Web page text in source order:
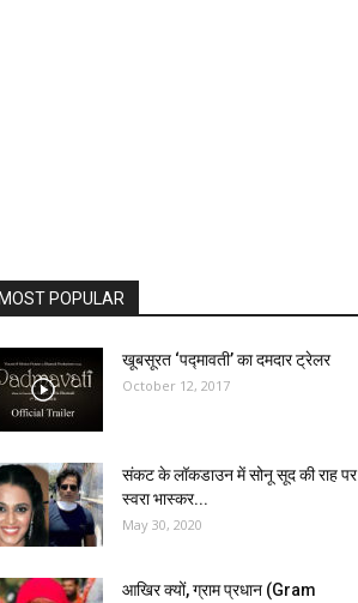
MOST POPULAR
खूबसूरत ‘पद्मावती’ का दमदार ट्रेलर
October 12, 2017
संकट के लॉकडाउन में सोनू सूद की राह पर
स्वरा भास्कर...
May 30, 2020
आखिर क्यों, ग्राम प्रधान (Gram